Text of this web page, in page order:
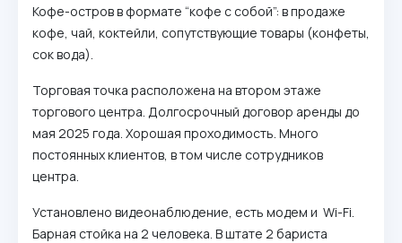
Кофе-остров в формате “кофе с собой”: в продаже
кофе, чай, коктейли, сопутствующие товары (конфеты,
сок вода).
Торговая точка расположена на втором этаже
торгового центра. Долгосрочный договор аренды до
мая 2025 года. Хорошая проходимость. Много
постоянных клиентов, в том числе сотрудников
центра.
Установлено видеонаблюдение, есть модем и Wi-Fi.
Барная стойка на 2 человека. В штате 2 бариста